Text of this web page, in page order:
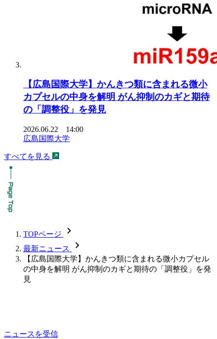
【広島国際大学】かんきつ類に含まれる微小
カプセルの中身を解明 がん抑制のカギと期待
の「調整役」を発見
2026.06.22 14:00
広島国際大学
すべてを見る
TOPページ chevron_forward
最新ニュース chevron_forward
【広島国際大学】かんきつ類に含まれる微小カプセル
の中身を解明 がん抑制のカギと期待の「調整役」を発
見
ニュースを受信